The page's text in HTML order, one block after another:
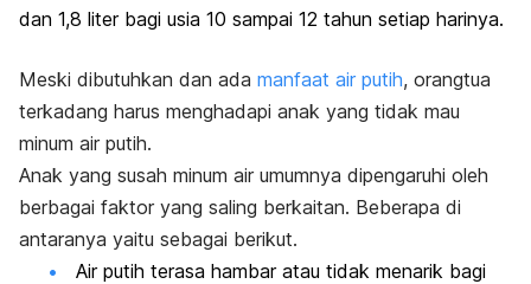
dan 1,8 liter bagi usia 10 sampai 12 tahun setiap harinya.
Meski dibutuhkan dan ada manfaat air putih, orangtua
terkadang harus menghadapi anak yang tidak mau
minum air putih.
Anak yang susah minum air umumnya dipengaruhi oleh
berbagai faktor yang saling berkaitan. Beberapa di
antaranya yaitu sebagai berikut.
Air putih terasa hambar atau tidak menarik bagi